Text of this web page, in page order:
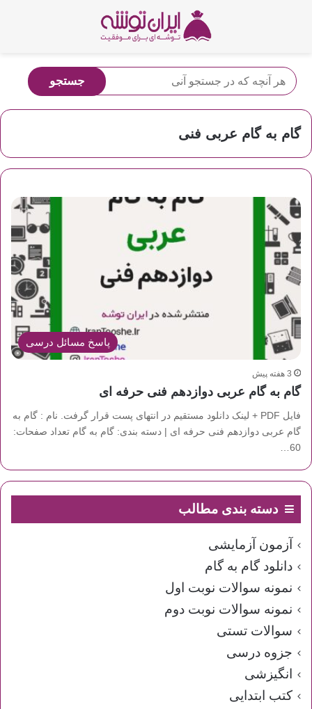
گام به گام عربی فنی
پاسخ مسائل درسی
3 هفته پیش
گام به گام عربی دوازدهم فنی حرفه ای
فایل PDF + لینک دانلود مستقیم در انتهای پست قرار گرفت. نام : گام به
گام عربی دوازدهم فنی حرفه ای | دسته بندی: گام به گام تعداد صفحات:
60…
دسته بندی مطالب
آزمون آزمایشی
دانلود گام به گام
نمونه سوالات نوبت اول
نمونه سوالات نوبت دوم
سوالات تستی
جزوه درسی
انگیزشی
کتب ابتدایی